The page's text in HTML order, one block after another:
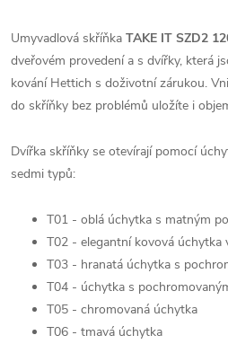
Umyvadlová skříňka TAKE IT SZD2
dveřovém provedení a s dvířky, která
kování Hettich s doživotní zárukou.
do skříňky bez problémů uložíte i
Dvířka skříňky se otevírají pomocí
sedmi typů:
T01 - oblá úchytka s matným
T02 - elegantní kovová úchytka
T03 - hranatá úchytka s
T04 - úchytka s
T05 - chromovaná úchytka
T06 - tmavá úchytka